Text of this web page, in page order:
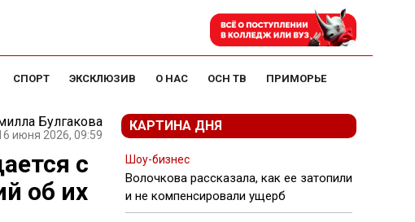
СПОРТ ЭКСКЛЮЗИВ О НАС ОСН ТВ ПРИМОРЬЕ
Булгакова
июня 2026, 09:59
с
об их
КАРТИНА ДНЯ
Шоу-бизнес
Волочкова рассказала, как ее затопили
и не компенсировали ущерб